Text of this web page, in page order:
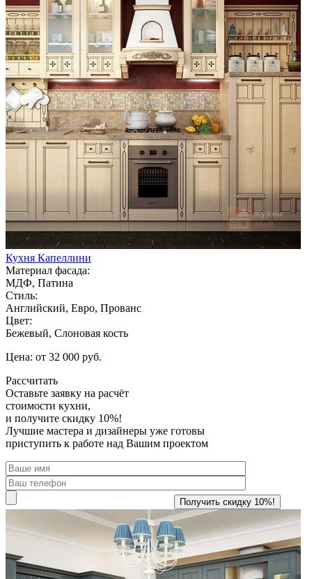
Кухня Капеллини
Материал фасада:
МДФ, Патина
Стиль:
Английский, Евро, Прованс
Цвет:
Бежевый, Слоновая кость
Цена: от 32 000 руб.
Рассчитать
Оставьте заявку на расчёт
стоимости кухни,
и получите скидку 10%!
Лучшие мастера и дизайнеры уже готовы
приступить к работе над Вашим проектом